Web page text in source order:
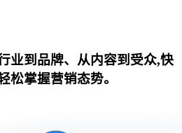
业到品牌、从内容到受众,快
松掌握营销态势。